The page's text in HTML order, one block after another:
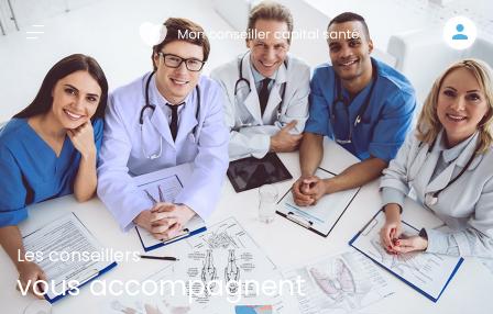
Les conseillers
vous accompagnent